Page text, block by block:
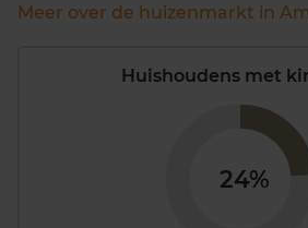
Meer over de huizenmarkt in
Huishoudens met
24%